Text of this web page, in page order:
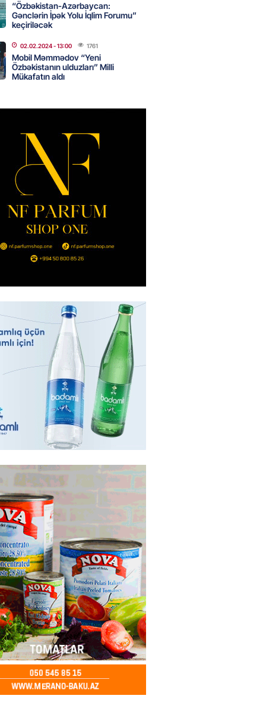
Biznes-dən mikro biznes
5%-dək endirim
- 14:28
karta istədiyiniz qədər
edə bilərsiniz – VİDEO
avtomobildə Paşinyana nə
Abel Məhərrəmovun oğlu
SƏRƏNCAM
- 13:30 101
Xəzər Fərhadov ilə bağlı
- 13:15 80
Media və Yayım Şurası
- 13:00
yüksək vəzifə
- 12:45 101
İssık-Kul gölündən gəzinti
paylaşıb
- 12:30 78
rayonunda 70 min manat
“Özbəkistan-Azərbaycan:
Gənclərin İpək Yolu İqlim Forumu”
keçiriləcək
02.02.2024- 13:00 1761
Mobil Məmmədov “Yeni
Özbəkistanın ulduzları” Milli
Mükafatın aldı